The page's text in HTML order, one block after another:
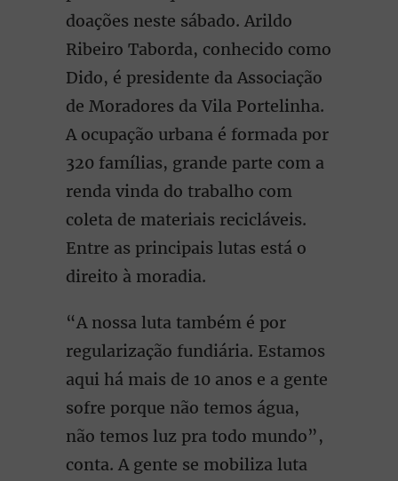
doações neste sábado. Arildo
Ribeiro Taborda, conhecido como
Dido, é presidente da Associação
de Moradores da Vila Portelinha.
A ocupação urbana é formada por
320 famílias, grande parte com a
renda vinda do trabalho com
coleta de materiais recicláveis.
Entre as principais lutas está o
direito à moradia.
“A nossa luta também é por
regularização fundiária. Estamos
aqui há mais de 10 anos e a gente
sofre porque não temos água,
não temos luz pra todo mundo”,
conta. A gente se mobiliza luta